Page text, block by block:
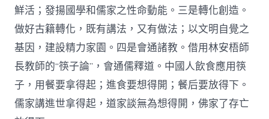
鮮活；發揚國學和儒家之性命動能。三是轉化創造。
做好古籍轉化，既有講法，又有做法；以文明自覺之
基因，建設精力家園。四是會通諸教。借用林安梧師
長教師的“筷子論”，會通儒釋道。中國人飲食應用筷
子，用餐要拿得起；進食要想得開；餐后要放得下。
儒家講進世拿得起，道家談無為想得開，佛家了存亡